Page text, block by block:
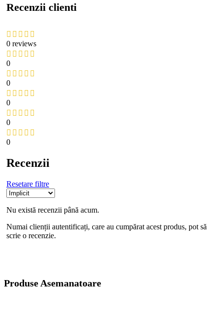
Recenzii clienti
0 reviews
0
0
0
0
0
Recenzii
Resetare filtre
Nu există recenzii până acum.
Numai clienții autentificați, care au cumpărat acest produs, pot să
scrie o recenzie.
Produse Asemanatoare